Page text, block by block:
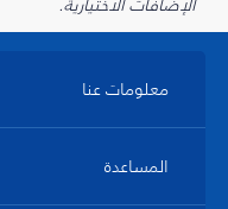
الإضافات الاختيارية.
معلومات عنا
المساعدة